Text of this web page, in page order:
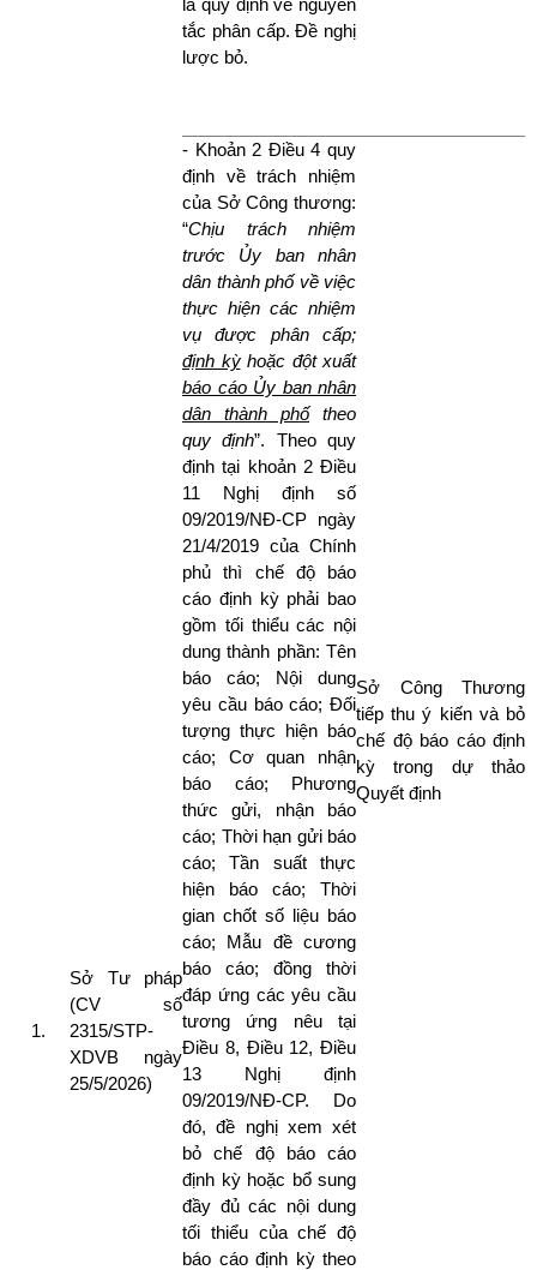
Sở Tư pháp
(CV số
2315/STP-
XDVB ngày
25/5/2026)
tắc phân cấp. Đề nghị
lược bỏ.
- Khoản 2 Điều 4 quy
định về trách nhiệm
của Sở Công thương:
“Chịu trách nhiệm
trước Ủy ban nhân
dân thành phố về việc
thực hiện các nhiệm
vụ được phân cấp;
định kỳhoặc đột xuất
báo cáo Ủy ban nhân
dân thành phốtheo
quy định”. Theo quy
định tại khoản 2 Điều
11 Nghị định số
09/2019/NĐ-CP ngày
21/4/2019 của Chính
phủ thì chế độ báo
cáo định kỳ phải bao
gồm tối thiểu các nội
dung thành phần: Tên
báo cáo; Nội dung
yêu cầu báo cáo; Đối
tượng thực hiện báo
cáo; Cơ quan nhận
báo cáo; Phương
thức gửi, nhận báo
cáo; Thời hạn gửi báo
cáo; Tần suất thực
hiện báo cáo; Thời
gian chốt số liệu báo
cáo; Mẫu đề cương
báo cáo; đồng thời
đáp ứng các yêu cầu
tương ứng nêu tại
Điều 8, Điều 12, Điều
13 Nghị định
09/2019/NĐ-CP. Do
đó, đề nghị xem xét
bỏ chế độ báo cáo
định kỳ hoặc bổ sung
đầy đủ các nội dung
tối thiểu của chế độ
báo cáo định kỳ theo
Sở Công Thương
tiếp thu ý kiến và bỏ
chế độ báo cáo định
kỳ trong dự thảo
Quyết định